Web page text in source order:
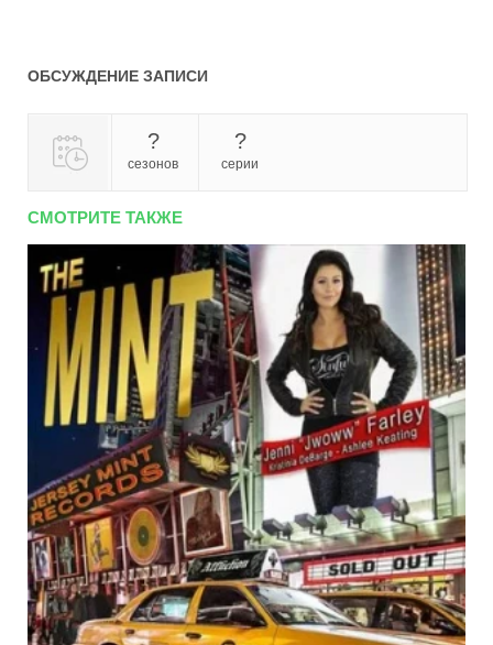
ОБСУЖДЕНИЕ ЗАПИСИ
?
сезонов
?
серии
СМОТРИТЕ ТАКЖЕ